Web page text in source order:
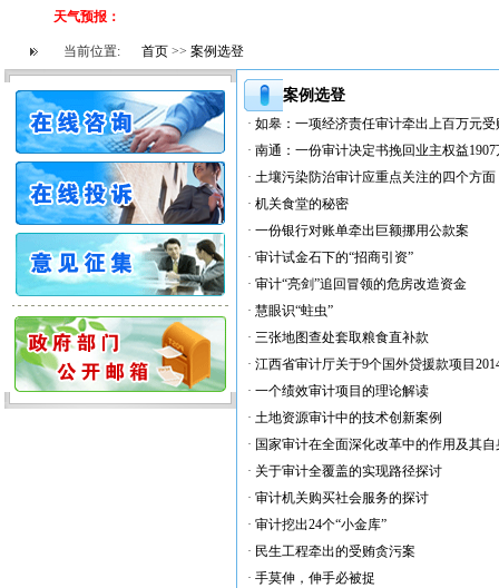
天气预报：
当前位置: 首页 >>案例选登
案例选登
· 如皋：一项经济责任审计牵出上百万元受
· 南通：一份审计决定书挽回业主权益1907
· 土壤污染防治审计应重点关注的四个方面
· 机关食堂的秘密
· 一份银行对账单牵出巨额挪用公款案
· 审计试金石下的“招商引资”
· 审计“亮剑”追回冒领的危房改造资金
· 慧眼识“蛀虫”
· 三张地图查处套取粮食直补款
· 江西省审计厅关于9个国外贷援款项目
· 一个绩效审计项目的理论解读
· 土地资源审计中的技术创新案例
· 国家审计在全面深化改革中的作用及其自
· 关于审计全覆盖的实现路径探讨
· 审计机关购买社会服务的探讨
· 审计挖出24个“小金库”
· 民生工程牵出的受贿贪污案
· 手莫伸，伸手必被捉